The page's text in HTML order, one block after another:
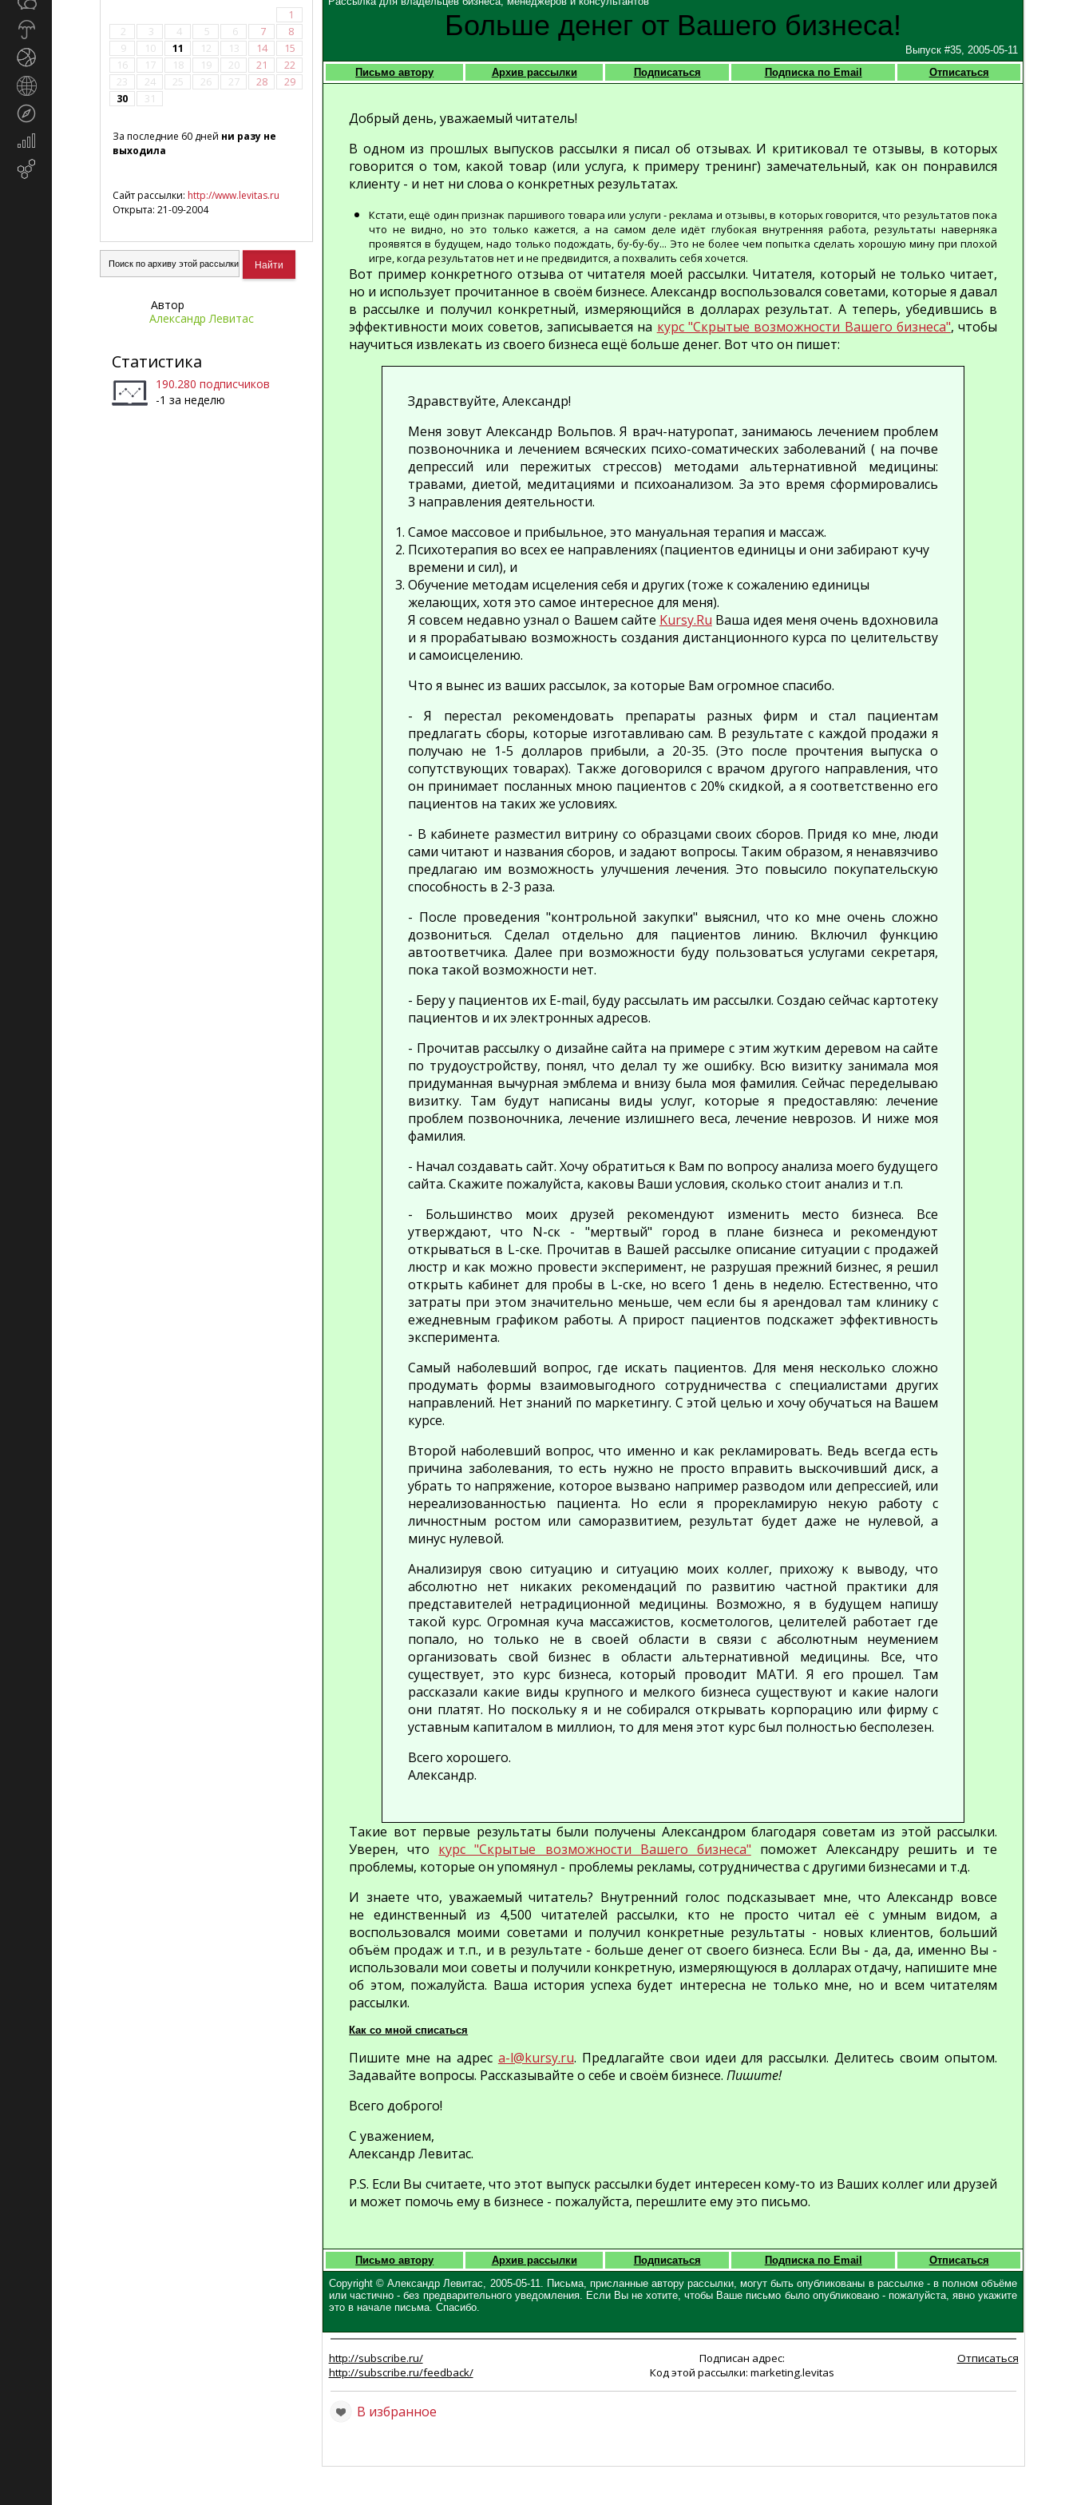
Экономика
1
2
3 4 5 6 7
8
9
10 11 12 13 14
15
16
17 18 19 20 21
22
23
24 25 26 27 28
29
30
31
За последние 60 дней ни разу не
выходила
Сайт рассылки: http://www.levitas.ru
Открыта: 21-09-2004
Автор
Александр Левитас
Статистика
190.280 подписчиков
-1 за неделю
Больше денег от Вашего бизнеса!
Выпуск #35, 2005-05-11
Письмо автору
Архив рассылки Подписаться Подписка по Email Отписаться
Добрый день, уважаемый читатель!
В одном из прошлых выпусков рассылки я писал об отзывах. И критиковал те отзывы, в которых
говорится о том, какой товар (или услуга, к примеру тренинг) замечательный, как он понравился
клиенту - и нет ни слова о конкретных результатах.
Кстати, ещё один признак паршивого товара или услуги - реклама и отзывы, в которых говорится, что результатов пока
что не видно, но это только кажется, а на самом деле идёт глубокая внутренняя работа, результаты наверняка
проявятся в будущем, надо только подождать, бу-бу-бу... Это не более чем попытка сделать хорошую мину при плохой
игре, когда результатов нет и не предвидится, а похвалить себя хочется.
Вот пример конкретного отзыва от читателя моей рассылки. Читателя, который не только читает,
но и использует прочитанное в своём бизнесе. Александр воспользовался советами, которые я давал
в рассылке и получил конкретный, измеряющийся в долларах результат. А теперь, убедившись в
эффективности моих советов, записывается на курс "Скрытые возможности Вашего бизнеса", чтобы
научиться извлекать из своего бизнеса ещё больше денег. Вот что он пишет:
Здравствуйте, Александр!
Меня зовут Александр Вольпов. Я врач-натуропат, занимаюсь лечением проблем
позвоночника и лечением всяческих психо-соматических заболеваний ( на почве
депрессий или пережитых стрессов) методами альтернативной медицины:
травами, диетой, медитациями и психоанализом. За это время сформировались
3 направления деятельности.
Самое массовое и прибыльное, это мануальная терапия и массаж.
Психотерапия во всех ее направлениях (пациентов единицы и они забирают кучу
времени и сил), и
Обучение методам исцеления себя и других (тоже к сожалению единицы
желающих, хотя это самое интересное для меня).
Я совсем недавно узнал о Вашем сайте Kursy.Ru Ваша идея меня очень вдохновила
и я прорабатываю возможность создания дистанционного курса по целительству
и самоисцелению.
Что я вынес из ваших рассылок, за которые Вам огромное спасибо.
- Я перестал рекомендовать препараты разных фирм и стал пациентам
предлагать сборы, которые изготавливаю сам. В результате с каждой продажи я
получаю не 1-5 долларов прибыли, а 20-35. (Это после прочтения выпуска о
сопутствующих товарах). Также договорился с врачом другого направления, что
он принимает посланных мною пациентовс 20% скидкой, а я соответственно его
пациентов на таких же условиях.
- В кабинете разместил витрину со образцами своих сборов. Придя ко мне, люди
сами читают и названия сборов, и задают вопросы. Таким образом, я ненавязчиво
предлагаю им возможность улучшения лечения. Это повысило покупательскую
способность в 2-3 раза.
- После проведения "контрольной закупки" выяснил, что ко мне очень сложно
дозвониться. Сделал отдельно для пациентов линию. Включил функцию
автоответчика. Далее при возможности буду пользоваться услугами секретаря,
пока такой возможности нет.
- Беру у пациентов их Е-mail, буду рассылать им рассылки. Создаю сейчас картотеку
пациентов и их электронных адресов.
- Прочитав рассылку о дизайне сайта на примере с этим жутким деревом на сайте
по трудоустройству, понял, что делал ту же ошибку. Всю визитку занимала моя
придуманная вычурная эмблема и внизу была моя фамилия. Сейчас переделываю
визитку. Там будут написаны виды услуг, которые я предоставляю: лечение
проблем позвоночника, лечение излишнего веса, лечение неврозов. И ниже моя
фамилия.
- Начал создавать сайт. Хочу обратиться к Вам по вопросу анализа моего будущего
сайта. Скажите пожалуйста, каковы Ваши условия, сколько стоит анализ и т.п.
- Большинство моих друзей рекомендуют изменить место бизнеса. Все
утверждают, что N-ск - "мертвый" город в плане бизнеса и рекомендуют
открываться в L-ске. Прочитав в Вашей рассылке описание ситуации с продажей
люстр и как можно провести эксперимент, не разрушая прежний бизнес, я решил
открыть кабинет для пробы в L-ске, но всего 1 день в неделю. Естественно, что
затраты при этом значительно меньше, чем если бы я арендовал там клинику с
ежедневным графиком работы. А прирост пациентов подскажет эффективность
эксперимента.
Самый наболевший вопрос, где искать пациентов. Для меня несколько сложно
продумать формы взаимовыгодного сотрудничества с специалистами других
направлений. Нет знаний по маркетингу. С этой целью и хочу обучаться на Вашем
курсе.
Второй наболевший вопрос, что именно и как рекламировать. Ведь всегда есть
причина заболевания, то есть нужно не просто вправить выскочивший диск, а
убрать то напряжение, которое вызвано например разводом или депрессией, или
нереализованностью пациента. Но если я прорекламирую некую работу с
личностным ростом или саморазвитием, результат будет даже не нулевой, а
минус нулевой.
Анализируя свою ситуацию и ситуацию моих коллег, прихожу к выводу, что
абсолютно нет никаких рекомендаций по развитию частной практики для
представителей нетрадиционной медицины. Возможно, я в будущем напишу
такой курс. Огромная куча массажистов, косметологов, целителей работает где
попало, но только не в своей области в связи с абсолютным неумением
организовать свой бизнес в области альтернативной медицины. Все, что
существует, это курс бизнеса, который проводит МАТИ. Я его прошел. Там
рассказали какие виды крупного и мелкого бизнеса существуют и какие налоги
они платят. Но поскольку я и не собирался открывать корпорацию или фирму с
уставным капиталом в миллион, то для меня этот курс был полностью бесполезен.
Всего хорошего.
Александр.
Такие вот первые результаты были получены Александром благодаря советам из этой рассылки.
Уверен, что курс "Скрытые возможности Вашего бизнеса" поможет Александру решить и те
проблемы, которые он упомянул - проблемы рекламы, сотрудничества с другими бизнесами и т.д.
И знаете что, уважаемый читатель? Внутренний голос подсказывает мне, что Александр вовсе
не единственный из 4,500 читателей рассылки, кто не просто читал её с умным видом, а
воспользовался моими советами и получил конкретные результаты - новых клиентов, больший
объём продаж и т.п., и в результате - больше денег от своего бизнеса. Если Вы - да, да, именно Вы -
использовали мои советы и получили конкретную, измеряющуюся в долларах отдачу, напишите мне
об этом, пожалуйста. Ваша история успеха будет интересна не только мне, но и всем читателям
рассылки.
Как со мной списаться
Пишите мне на адрес a-l@kursy.ru. Предлагайте свои идеи для рассылки. Делитесь своим опытом.
Задавайте вопросы. Рассказывайте о себе и своём бизнесе.Пишите!
Всего доброго!
С уважением,
Александр Левитас.
P.S. Если Вы считаете, что этот выпуск рассылки будет интересен кому-то из Ваших коллег или друзей
и может помочь ему в бизнесе - пожалуйста, перешлите ему это письмо.
Письмо автору Архив рассылки Подписаться Подписка по Email
Отписаться
Copyright © Александр Левитас, 2005-05-11. Письма, присланные автору рассылки, могут быть опубликованы в рассылке - в полном объёме
или частично - без предварительного уведомления. Если Вы не хотите, чтобы Ваше письмо было опубликовано - пожалуйста, явно укажите
это в начале письма. Спасибо.
http://subscribe.ru/
http://subscribe.ru/feedback/
Подписан адрес:
Код этой рассылки: marketing.levitas
Отписаться
В избранное